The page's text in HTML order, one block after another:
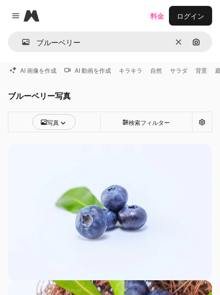
Close menu
Magnific
消去 画像で
料金 ログイン
AI 画像を作成 AI 動画を作成 キラキラ 自然 サラダ 背景
ブルーベリー写真
写真 検索フィルター